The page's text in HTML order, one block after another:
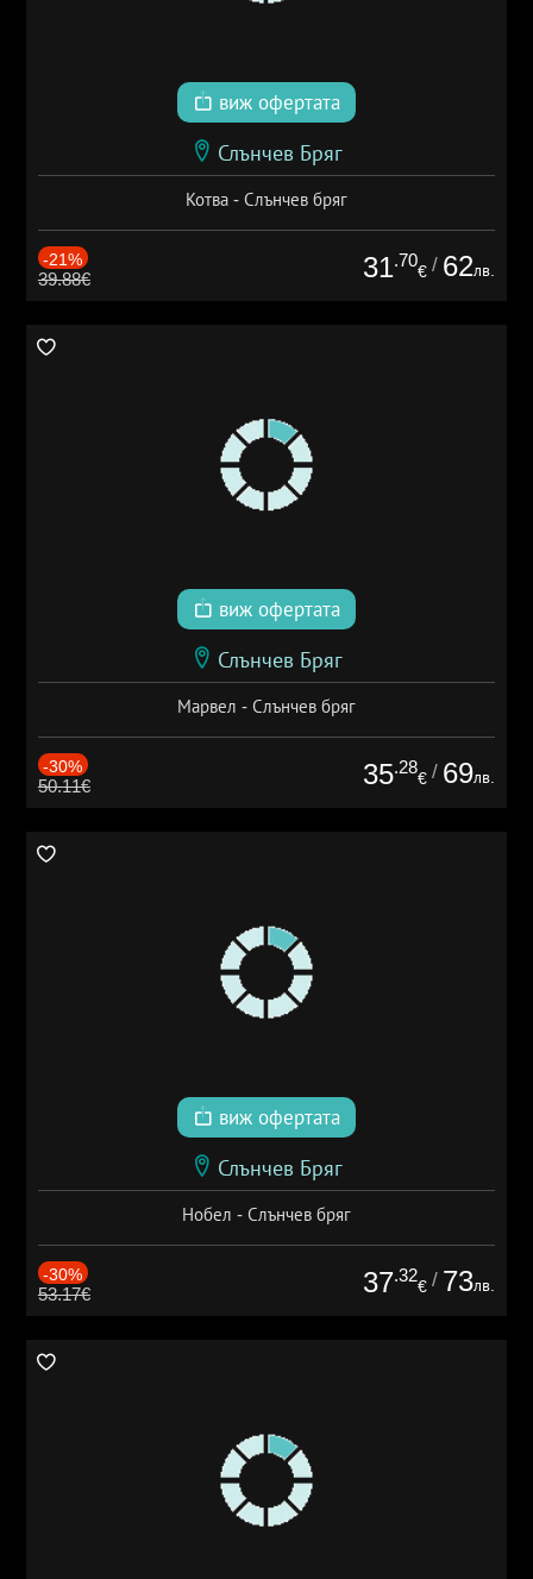
виж офертата
Слънчев Бряг
Котва - Слънчев бряг
-21%
39.88€ 31.70
€ / 62лв.
виж офертата
Слънчев Бряг
Марвел - Слънчев бряг
-30%
50.11€ 35.28
€ / 69лв.
виж офертата
Слънчев Бряг
Нобел - Слънчев бряг
-30%
53.17€ 37.32
€ / 73лв.